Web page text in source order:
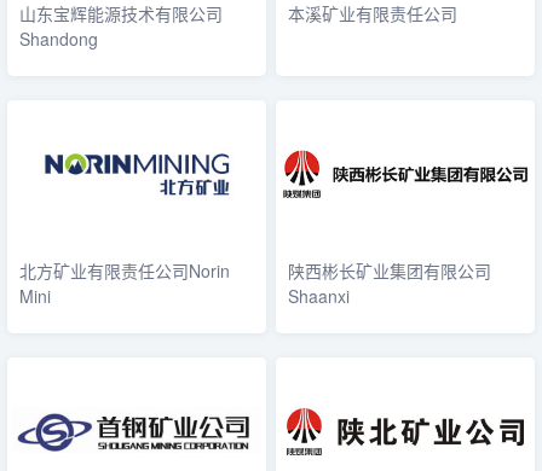
山东宝辉能源技术有限公司
Shandong
本溪矿业有限责任公司
北方矿业有限责任公司Norin
Mini
陕西彬长矿业集团有限公司
Shaanxi